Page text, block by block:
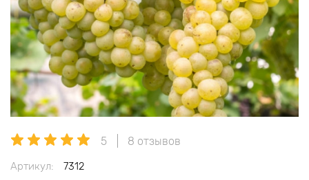
5 8 отзывов
Артикул:
7312